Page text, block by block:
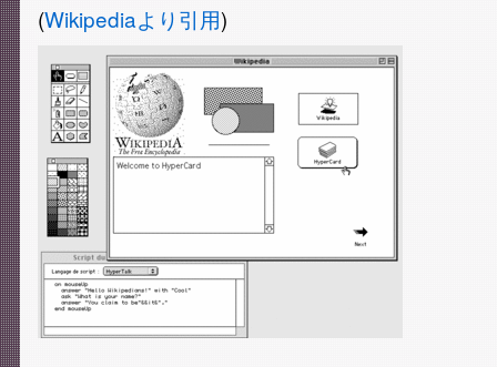
(Wikipediaより引用)